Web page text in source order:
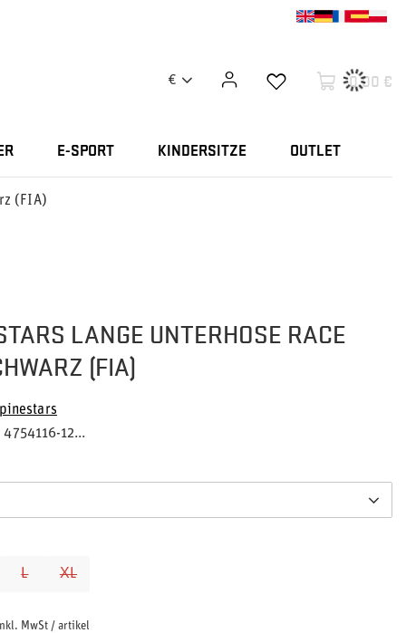
€ 0,00 €
E-SPORT KINDERSITZE OUTLET
(FIA)
LANGE UNTERHOSE RACE
(FIA)
4754116-12...
L XL
MwSt /artikel